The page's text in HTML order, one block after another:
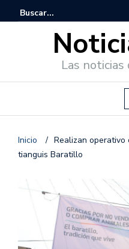
Las noticias
Inicio / Realizan
tianguis Baratillo